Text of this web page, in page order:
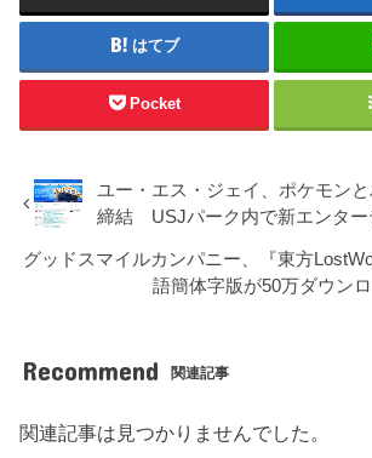
はてブ
Pocket
ユー・エス・ジェイ、ポケモン
締結 USJパーク内で新エンター
グッドスマイルカンパニー、『東方
語簡体字版が50万ダウン
Recommend 関連記事
関連記事は見つかりませんでした。